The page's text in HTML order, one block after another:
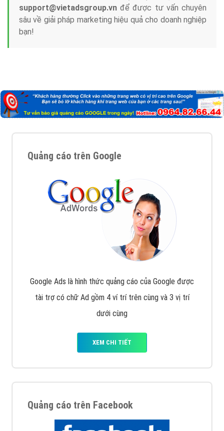
support@vietadsgroup.vn để được tư vấn chuyên
sâu về giải pháp marketing hiệu quả cho doanh nghiệp
bạn!
Quảng cáo trên Google
Google Ads là hình thức quảng cáo của Google được
tài trợ có chữ Ad gồm 4 ví trí trên cùng và 3 vị trí
dưới cùng
XEM CHI TIẾT
Quảng cáo trên Facebook